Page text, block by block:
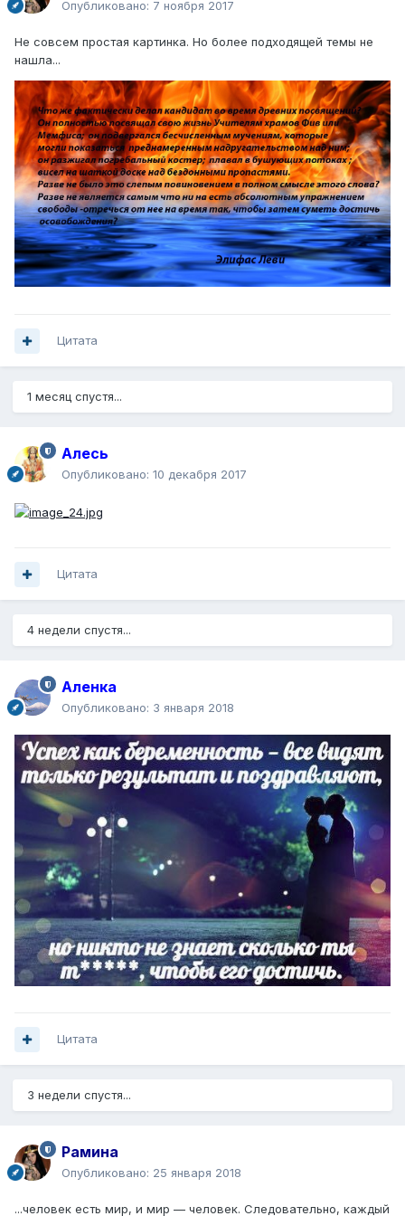
Опубликовано: 7 ноября 2017
Не совсем простая картинка. Но более подходящей темы не
нашла...
Цитата
1 месяц спустя...
Алесь
Опубликовано: 10 декабря 2017
Цитата
4 недели спустя...
Аленка
Опубликовано: 3 января 2018
Цитата
3 недели спустя...
Рамина
Опубликовано: 25 января 2018
...человек есть мир, и мир — человек. Следовательно, каждый